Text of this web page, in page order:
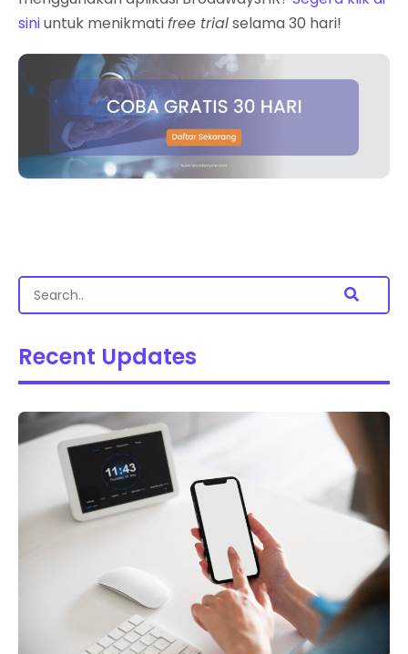
siniuntuk menikmatifree trialselama 30 hari!
Recent Updates